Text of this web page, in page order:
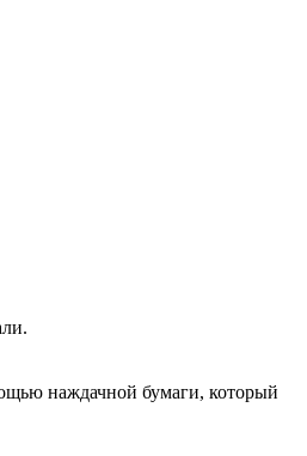
наждачной бумаги, который